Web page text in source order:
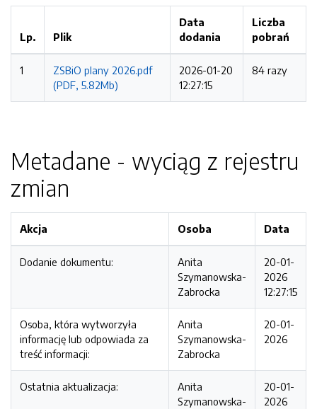
Lp. Plik
Data
dodania
Liczba
pobrań
1
ZSBiO plany 2026.pdf
(PDF, 5.82Mb)
2026-01-20
12:27:15
84 razy
Metadane - wyciąg z rejestru
zmian
Akcja Osoba Data
Dodanie dokumentu:
Anita
Szymanowska-
Zabrocka
20-01-
2026
12:27:15
Osoba, która wytworzyła
informację lub odpowiada za
treść informacji:
Anita
Szymanowska-
Zabrocka
20-01-
2026
Ostatnia aktualizacja:
Anita
Szymanowska-
20-01-
2026